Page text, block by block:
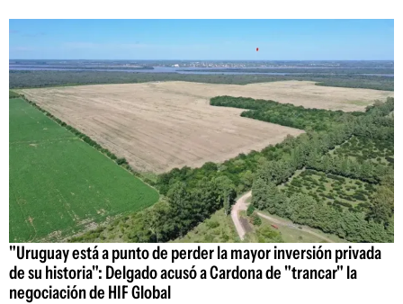
"Uruguay está a punto de perder la mayor inversión privada
de su historia": Delgado acusó a Cardona de "trancar" la
negociación de HIF Global